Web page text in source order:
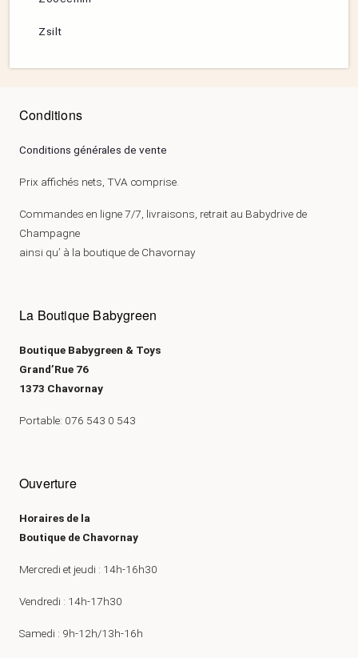
Zsilt
Conditions
Conditions générales de vente
Prix affichés nets, TVA comprise.
Commandes en ligne 7/7, livraisons, retrait au Babydrive de
Champagne
ainsi qu’ à la boutique de Chavornay
La Boutique Babygreen
Boutique Babygreen & Toys
Grand’Rue 76
1373 Chavornay
Portable: 076 543 0 543
Ouverture
Horaires de la
Boutique de Chavornay
Mercredi et jeudi : 14h-16h30
Vendredi : 14h-17h30
Samedi : 9h-12h/13h-16h